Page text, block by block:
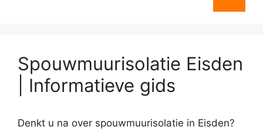
Spouwmuurisolatie Eisden
| Informatieve gids
Denkt u na over spouwmuurisolatie in Eisden?